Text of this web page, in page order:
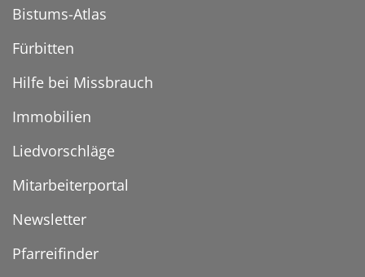
Bistums-Atlas
Fürbitten
Hilfe bei Missbrauch
Immobilien
Liedvorschläge
Mitarbeiterportal
Newsletter
Pfarreifinder